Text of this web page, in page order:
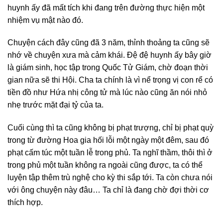
huynh ấy đã mất tích khi đang trên đường thực hiện một
nhiệm vụ mật nào đó.
Chuyện cách đây cũng đã 3 năm, thỉnh thoảng ta cũng sẽ
nhớ về chuyện xưa mà cảm khái. Đệ đệ huynh ấy bây giờ
là giám sinh, học tập trong Quốc Tử Giám, chờ đoạn thời
gian nữa sẽ thi Hội. Cha ta chính là vì nể trọng vị con rể có
tiền đồ như Hứa nhị công tử mà lúc nào cũng ăn nói nhỏ
nhẹ trước mặt đại tỷ của ta.
Cuối cùng thì ta cũng không bị phạt trượng, chỉ bị phạt quỳ
trong từ đường Hoa gia hối lỗi một ngày một đêm, sau đó
phạt cấm túc một tuần lễ trong phủ. Ta nghĩ thầm, thôi thì ở
trong phủ một tuần không ra ngoài cũng được, ta có thể
luyện tập thêm trù nghệ cho kỳ thi sắp tới. Ta còn chưa nói
với ông chuyện này đâu… Ta chỉ là đang chờ đợi thời cơ
thích hợp.